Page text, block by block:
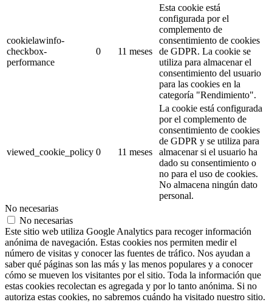
cookielawinfo-
checkbox-
performance
0 11 meses
Esta cookie está
configurada por el
complemento de
consentimiento de cookies
de GDPR. La cookie se
utiliza para almacenar el
consentimiento del usuario
para las cookies en la
categoría "Rendimiento".
viewed_cookie_policy 0 11 meses
La cookie está configurada
por el complemento de
consentimiento de cookies
de GDPR y se utiliza para
almacenar si el usuario ha
dado su consentimiento o
no para el uso de cookies.
No almacena ningún dato
personal.
No necesarias
No necesarias
Este sitio web utiliza Google Analytics para recoger información
anónima de navegación. Estas cookies nos permiten medir el
número de visitas y conocer las fuentes de tráfico. Nos ayudan a
saber qué páginas son las más y las menos populares y a conocer
cómo se mueven los visitantes por el sitio. Toda la información que
estas cookies recolectan es agregada y por lo tanto anónima. Si no
autoriza estas cookies, no sabremos cuándo ha visitado nuestro sitio.